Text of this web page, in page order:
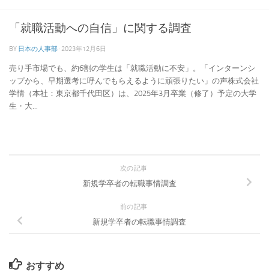
「就職活動への自信」に関する調査
BY 日本の人事部 · 2023年12月6日
売り手市場でも、約6割の学生は「就職活動に不安」。「インターンシ
ップから、早期選考に呼んでもらえるように頑張りたい」の声株式会社
学情（本社：東京都千代田区）は、2025年3月卒業（修了）予定の大学
生・大...
次の記事
新規学卒者の転職事情調査
前の記事
新規学卒者の転職事情調査
おすすめ